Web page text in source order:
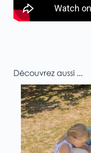
Découvrez aussi ...